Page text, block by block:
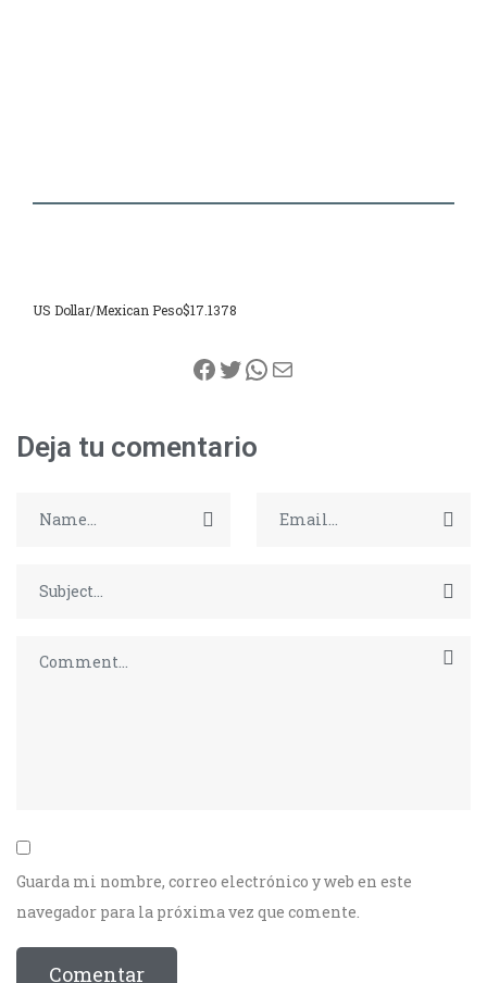
US Dollar/Mexican Peso$17.1378
Facebook
Twitter
WhatsApp
Correo electrónico
Deja tu comentario
Guarda mi nombre, correo electrónico y web en este
navegador para la próxima vez que comente.